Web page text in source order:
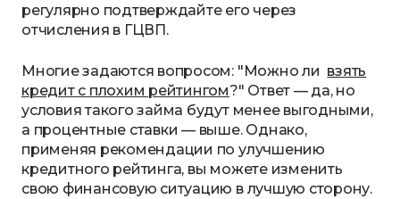
регулярно подтверждайте его через
отчисления в ГЦВП.
Многие задаются вопросом: "Можно ли взять
кредит с плохим рейтингом?" Ответ — да, но
условия такого займа будут менее выгодными,
а процентные ставки — выше. Однако,
применяя рекомендации по улучшению
кредитного рейтинга, вы можете изменить
свою финансовую ситуацию в лучшую сторону.